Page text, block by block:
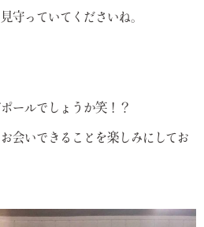
守っていてくださいね。
ールでしょうか笑！？
会いできることを楽しみにしてお